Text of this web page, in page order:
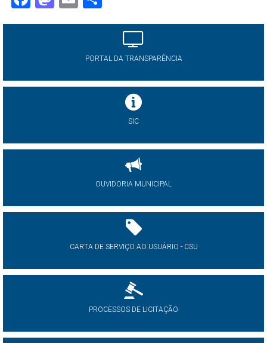
PORTAL DA TRANSPARÊNCIA
SIC
OUVIDORIA MUNICIPAL
CARTA DE SERVIÇO AO USUÁRIO - CSU
PROCESSOS DE LICITAÇÃO